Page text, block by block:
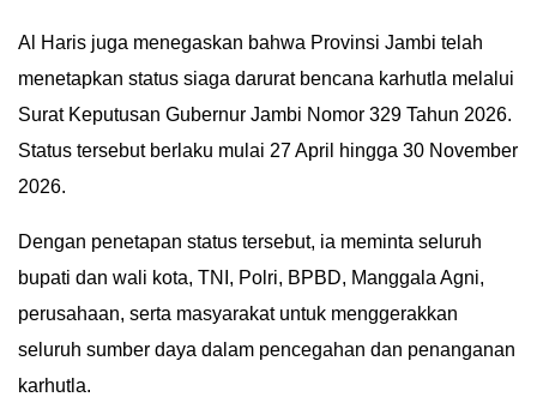
Al Haris juga menegaskan bahwa Provinsi Jambi telah
menetapkan status siaga darurat bencana karhutla melalui
Surat Keputusan Gubernur Jambi Nomor 329 Tahun 2026.
Status tersebut berlaku mulai 27 April hingga 30 November
2026.
Dengan penetapan status tersebut, ia meminta seluruh
bupati dan wali kota, TNI, Polri, BPBD, Manggala Agni,
perusahaan, serta masyarakat untuk menggerakkan
seluruh sumber daya dalam pencegahan dan penanganan
karhutla.